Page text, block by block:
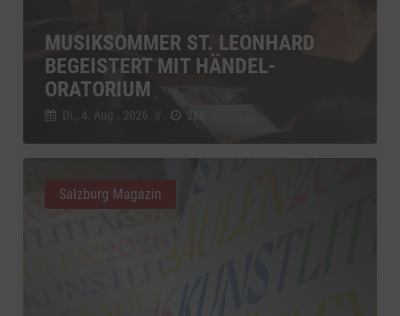
MUSIKSOMMER ST. LEONHARD
BEGEISTERT MIT HÄNDEL-
ORATORIUM
Di., 4. Aug.. 2026 // 266
Salzburg Magazin